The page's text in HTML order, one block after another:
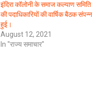
इंदिरा कॉलोनी के समाज कल्याण समिति
की पदाधिकारियों की वार्षिक बैठक संपन्न
हुई।
August 12, 2021
In "राज्य समाचार"